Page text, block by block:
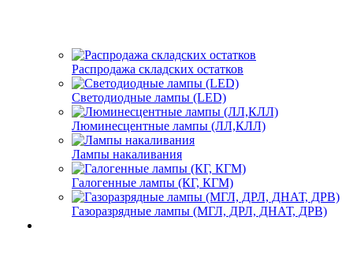
Распродажа складских остатков
Светодиодные лампы (LED)
Люминесцентные лампы (ЛЛ,КЛЛ)
Лампы накаливания
Галогенные лампы (КГ, КГМ)
Газоразрядные лампы (МГЛ, ДРЛ, ДНАТ, ДРВ)